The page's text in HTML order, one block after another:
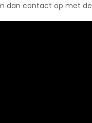
dan contact op met de